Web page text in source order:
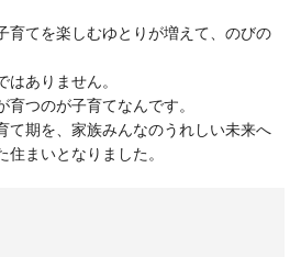
育てを楽しむゆとりが増えて、のびの
ありません。
つのが子育てなんです。
て期を、家族みんなのうれしい未来へ
まいとなりました。